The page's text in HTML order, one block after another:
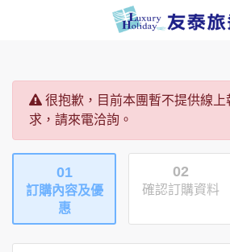
很抱歉，目前本團暫不提供線上
求，請來電洽詢。
01
訂購內容及優
惠
02
確認訂購資料